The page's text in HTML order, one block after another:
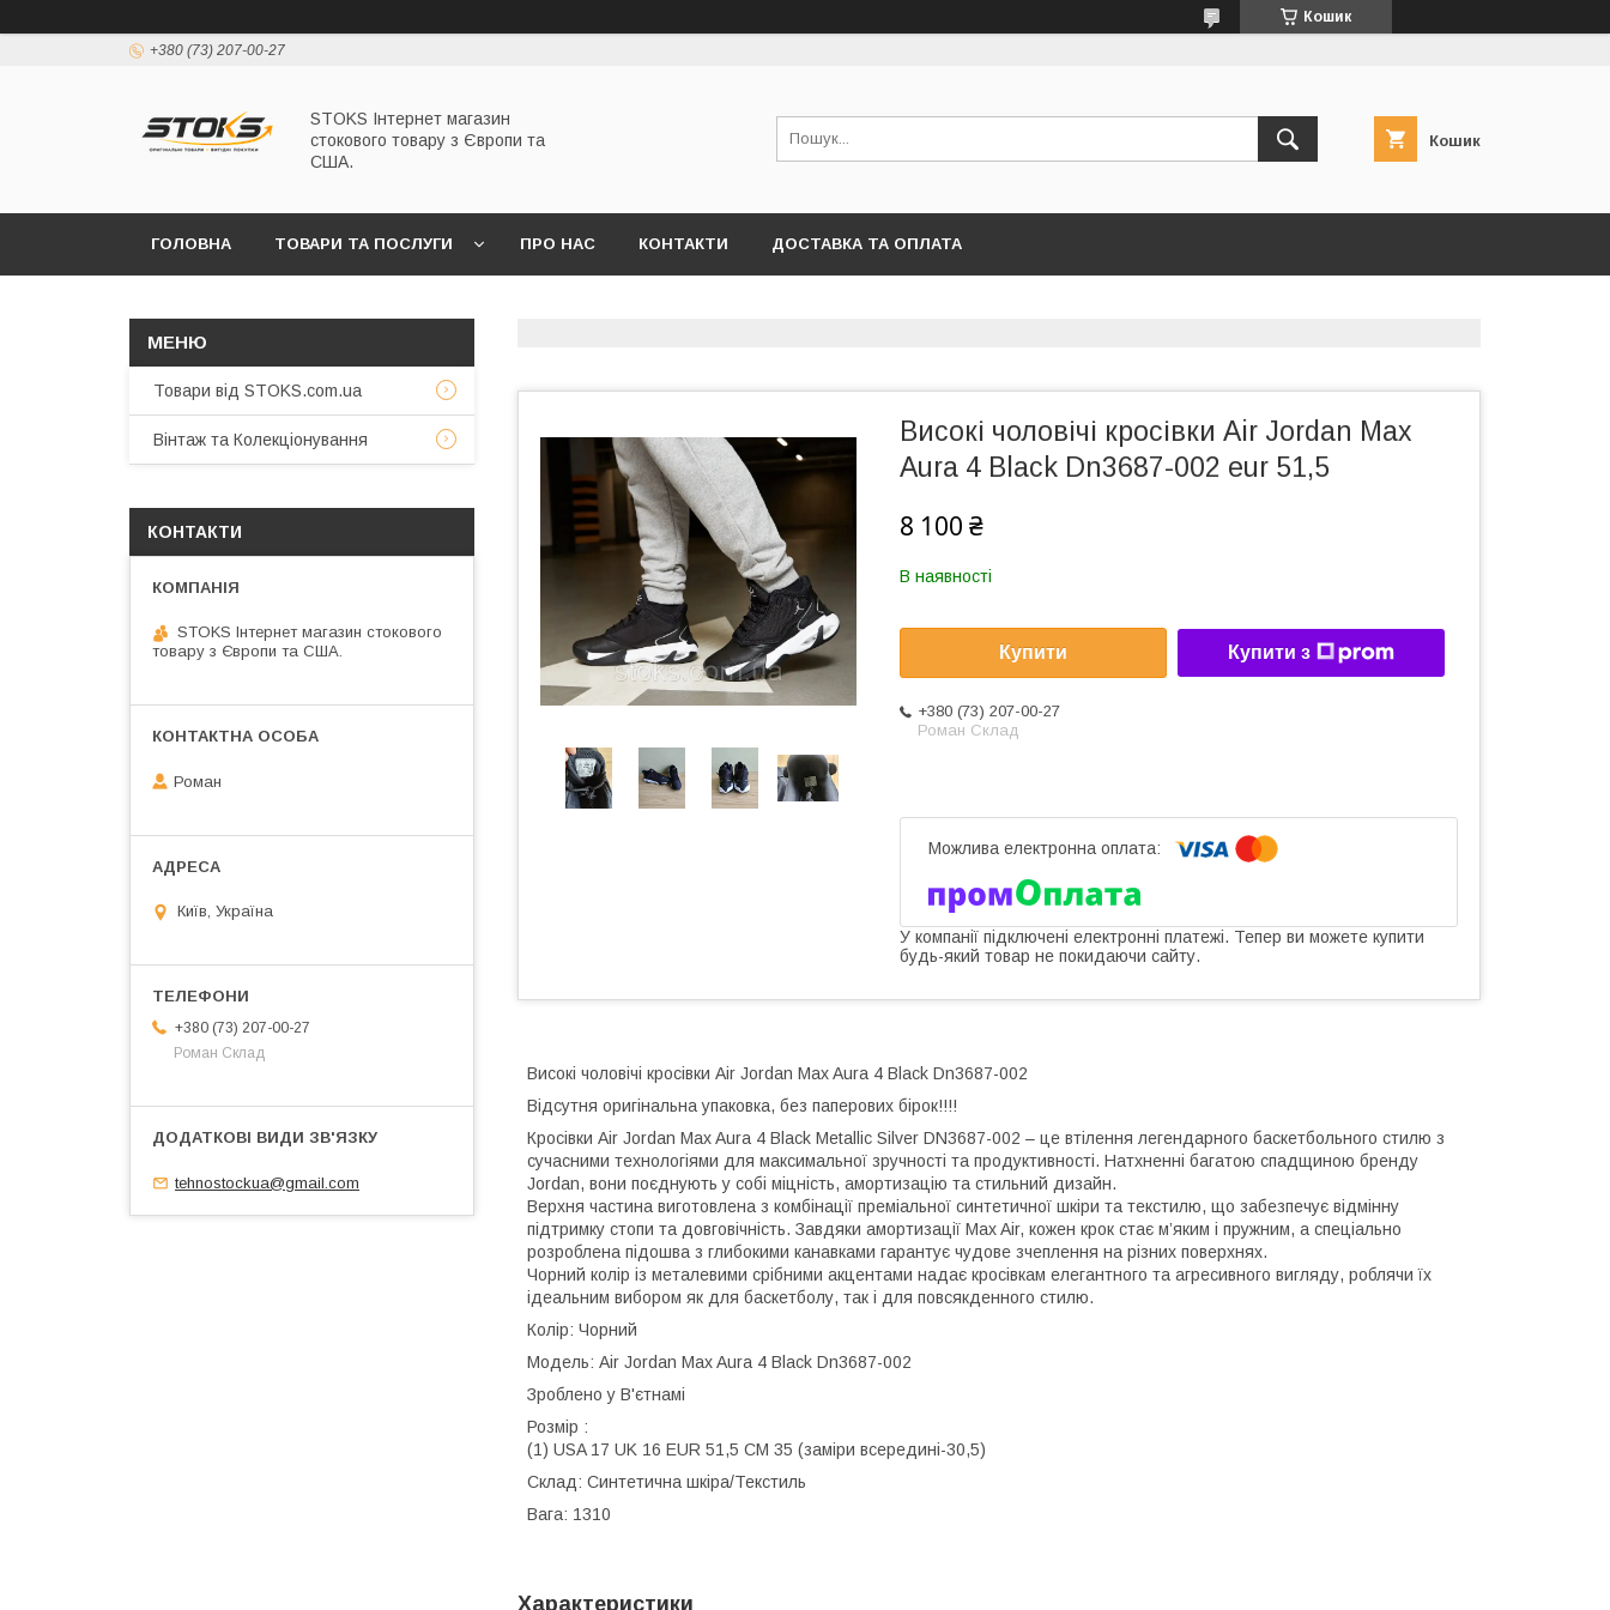
Кошик
+380 (73) 207-00-27
STOKS Інтернет магазин
стокового товару з Європи та
США.
Кошик
ГОЛОВНА ТОВАРИ ТА ПОСЛУГИ ПРО НАС КОНТАКТИ ДОСТАВКА ТА ОПЛАТА
Високі чоловічі кросівки Air Jordan Max
Aura 4 Black Dn3687-002 eur 51,5
8 100 ₴
В наявності
Купити Купити з
+380 (73) 207-00-27
Роман Склад
У компанії підключені електронні платежі. Тепер ви можете купити
будь-який товар не покидаючи сайту.
Високі чоловічі кросівки Air Jordan Max Aura 4 Black Dn3687-002
Відсутня оригінальна упаковка, без паперових бірок!!!!
Кросівки Air Jordan Max Aura 4 Black Metallic Silver DN3687-002 – це втілення легендарного баскетбольного стилю з
сучасними технологіями для максимальної зручності та продуктивності. Натхненні багатою спадщиною бренду
Jordan, вони поєднують у собі міцність, амортизацію та стильний дизайн.
Верхня частина виготовлена з комбінації преміальної синтетичної шкіри та текстилю, що забезпечує відмінну
підтримку стопи та довговічність. Завдяки амортизації Max Air, кожен крок стає м’яким і пружним, а спеціально
розроблена підошва з глибокими канавками гарантує чудове зчеплення на різних поверхнях.
Чорний колір із металевими срібними акцентами надає кросівкам елегантного та агресивного вигляду, роблячи їх
ідеальним вибором як для баскетболу, так і для повсякденного стилю.
Колір: Чорний
Модель: Air Jordan Max Aura 4 Black Dn3687-002
Зроблено у В'єтнамі
Розмір :
(1) USA 17 UK 16 EUR 51,5 CM 35 (заміри всередині-30,5)
Склад: Синтетична шкіра/Текстиль
Вага: 1310
Характеристики
Товари від STOKS.com.ua
Вінтаж та Колекціонування
КОНТАКТИ
STOKS Інтернет магазин стокового
товару з Європи та США.
Роман
Київ, Україна
+380 (73) 207-00-27
Роман Склад
tehnostockua@gmail.com